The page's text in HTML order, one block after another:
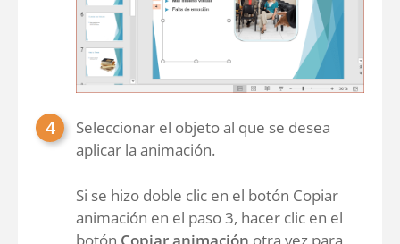
Seleccionar el objeto al que se desea
aplicar la animación.
Si se hizo doble clic en el botón Copiar
animación en el paso 3, hacer clic en el
botón Copiar animación otra vez para